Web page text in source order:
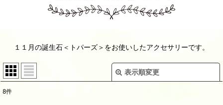
１１月の誕生石＜トパーズ＞をお使いしたアクセサリーです。
表示順変更
8件